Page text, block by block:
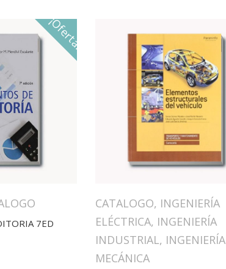
¡Oferta!
7ED
CATALOGO, INGENIERÍA
ELÉCTRICA, INGENIERÍA
INDUSTRIAL, INGENIERÍA
MECÁNICA